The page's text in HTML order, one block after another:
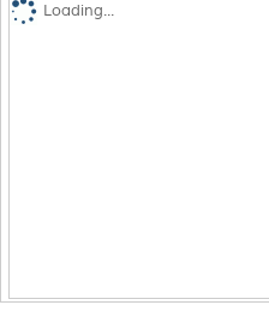
Loading...